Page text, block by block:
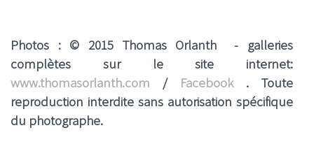
Photos : © 2015 Thomas Orlanth - galleries
complètes sur le site internet:
www.thomasorlanth.com / Facebook. Toute
reproduction interdite sans autorisation spécifique
du photographe.